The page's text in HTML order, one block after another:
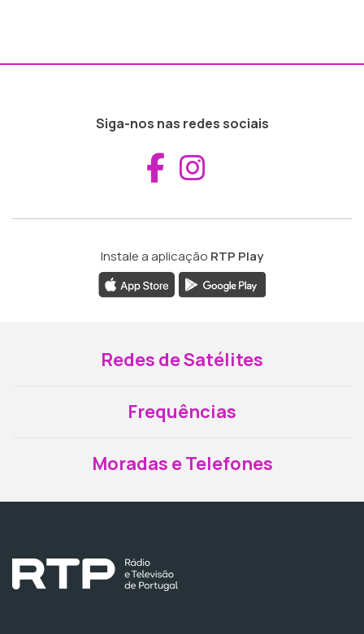
Siga-nos nas redes sociais
Aceder ao
Instale a aplicação RTP Play
Redes de Satélites
Frequências
Moradas e Telefones